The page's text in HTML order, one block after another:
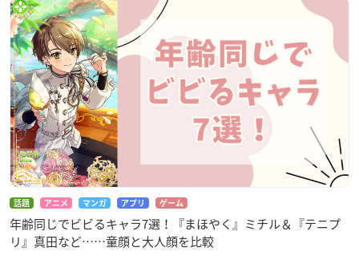
話題 アニメ マンガ アプリ ゲーム
年齢同じでビビるキャラ7選！『まほやく』ミチル＆『テニプ
リ』真田など……童顔と大人顔を比較